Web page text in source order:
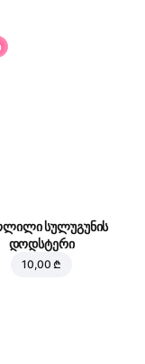
სულუგუნის
დოდსტერი
10,00 ₾